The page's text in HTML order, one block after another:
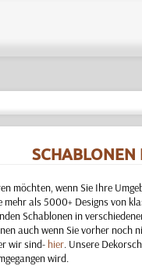
SCHABLONEN
möchten, wenn Sie Ihre
mehr als 5000+ Designsvon
Schablonen in
auch wenn Sie vorher noch
wir sind- hier. Unsere
wird.